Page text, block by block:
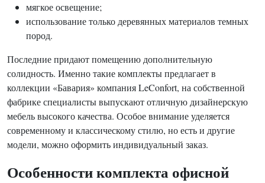
мягкое освещение;
использование только деревянных материалов темных
пород.
Последние придают помещению дополнительную
солидность. Именно такие комплекты предлагает в
коллекции «Бавария» компания LeConfort, на собственной
фабрике специалисты выпускают отличную дизайнерскую
мебель высокого качества. Особое внимание уделяется
современному и классическому стилю, но есть и другие
модели, можно оформить индивидуальный заказ.
Особенности комплекта офисной